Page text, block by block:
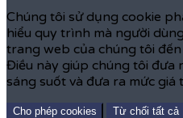
Chúng tôi sử dụng cookie
hiểu quy trình mà người
trang web của chúng tôi
Điều này giúp chúng tôi đưa
sáng suốt và đưa ra mức giá
Cho phép cookies Từ chối tất cả